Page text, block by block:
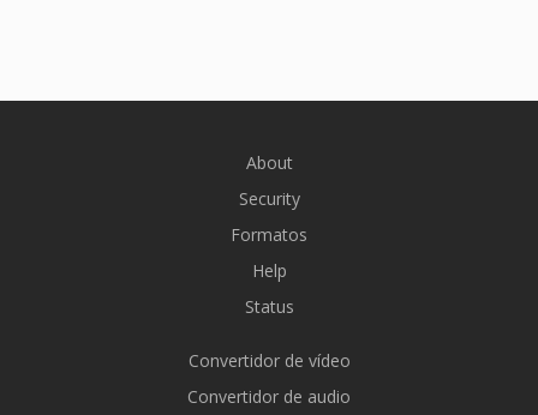
About
Security
Formatos
Help
Status
Convertidor de vídeo
Convertidor de audio